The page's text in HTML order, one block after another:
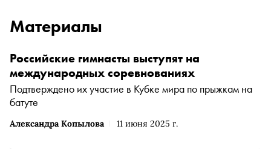
Материалы
Александра Копылова 11 июня 2025 г.
Российские гимнасты выступят на
международных соревнованиях
Подтверждено их участие в Кубке мира по прыжкам на
батуте